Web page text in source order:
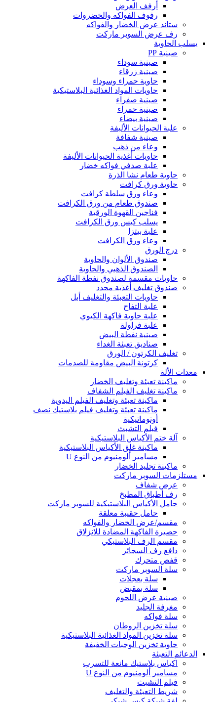
أرفف العرض
رفوف الفواكه والخضروات
ستاند عرض الخضار والفواكه
رف عرض السوبر ماركت
يسلب الحاوية
صينية PP
صينية سوداء
صينية زرقاء
حاوية حمراء وسوداء
حاويات المواد الغذائية البلاستيكية
صينية صفراء
صينية حمراء
صينية بيضاء
علبة الحيوانات الأليفة
صينية شفافة
وعاء من ذهب
حاويات أغذية الحيوانات الأليفة
علبة صدفي فواكه خضار
حاوية طعام نشا الذرة
حاوية ورق كرافت
وعاء ورق سلطة كرافت
صندوق طعام من ورق الكرافت
فناجين القهوة الورقية
يسلب كيس ورق الكرافت
علبة بيتزا
وعاء ورق الكرافت
درج الورق
صندوق الألوان والحاوية
الصندوق الذهبي والحاوية
حاويات مقسمة لصندوق نفطة الفاكهة
صندوق تغليف أغذية محدد
حاويات التعبئة والتغليف أبل
علبة التفاح
علبة حاوية فاكهة الكيوي
علبة فراولة
صينية نفطة البيض
صناديق تعبئة الغداء
تغليف الكرتون / الورق
كرتونة البيض مقاومة للصدمات
معدات الألة
ماكينة تعبئة وتغليف الخضار
ماكينة تغليف الفيلم الشفاف
ماكينة تعبئة وتغليف الفيلم اليدوية
ماكينة تعبئة وتغليف فيلم بلاستيك نصف
أوتوماتيكية
فيلم التشبث
آلة ختم الأكياس البلاستيكية
ماكينة غلق الأكياس البلاستيكية
مسامير ألومنيوم من النوع U
ماكينة تجليد الخضار
مستلزمات السوبر ماركت
عرض شفاف
رف أطباق المطبخ
حامل الأكياس البلاستيكية للسوبر ماركت
حامل حقيبة معلقة
مقسم/عرض الخضار والفواكه
حصيرة الفاكهة المضادة للانزلاق
مقسم الرف البلاستيكي
دافع رف السجائر
قفص متحرك
سلة السوبر ماركت
سلة بعجلات
سلة بمقبض
صينية عرض اللحوم
مغرفة الجليد
سلة فواكه
سلة تخزين الروطان
سلة تخزين المواد الغذائية البلاستيكية
حاوية تخزين الوجبات الخفيفة
الدعائم التعبئة
اكياس بلاستيك مانعة للتسرب
مسامير ألومنيوم من النوع U
فيلم التشبث
شريط التعبئة والتغليف